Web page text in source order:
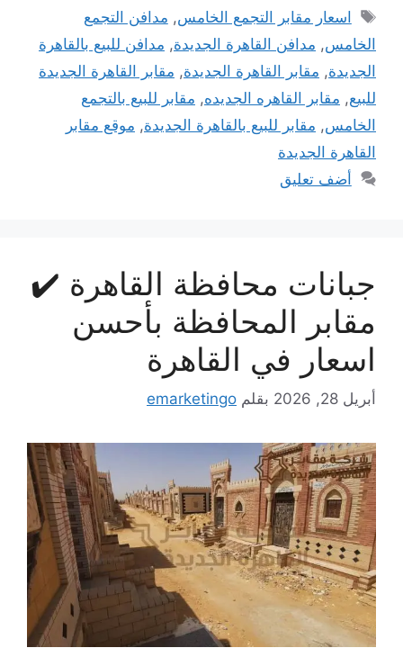
الوسوم
اسعار مقابر التجمع الخامس, مدافن التجمع
الخامس, مدافن القاهرة الجديدة, مدافن للبيع بالقاهرة
الجديدة, مقابر القاهرة الجديدة, مقابر القاهرة الجديدة
للبيع, مقابر القاهره الجديده, مقابر للبيع بالتجمع
الخامس, مقابر للبيع بالقاهرة الجديدة, موقع مقابر
القاهرة الجديدة
أضف تعليق
جبانات محافظة القاهرة ✔️
مقابر المحافظة بأحسن
اسعار في القاهرة
أبريل 28, 2026 بقلم emarketingo